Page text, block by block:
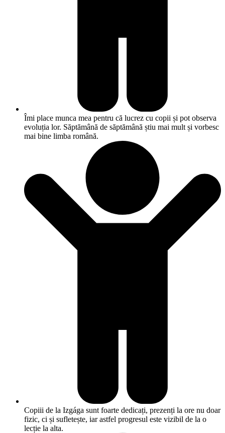
Îmi place munca mea pentru că lucrez cu copii și pot observa
evoluția lor. Săptămână de săptămână știu mai mult și vorbesc
mai bine limba română.
Copiii de la Izgága sunt foarte dedicați, prezenți la ore nu doar
fizic, ci și sufletește, iar astfel progresul este vizibil de la o
lecție la alta.